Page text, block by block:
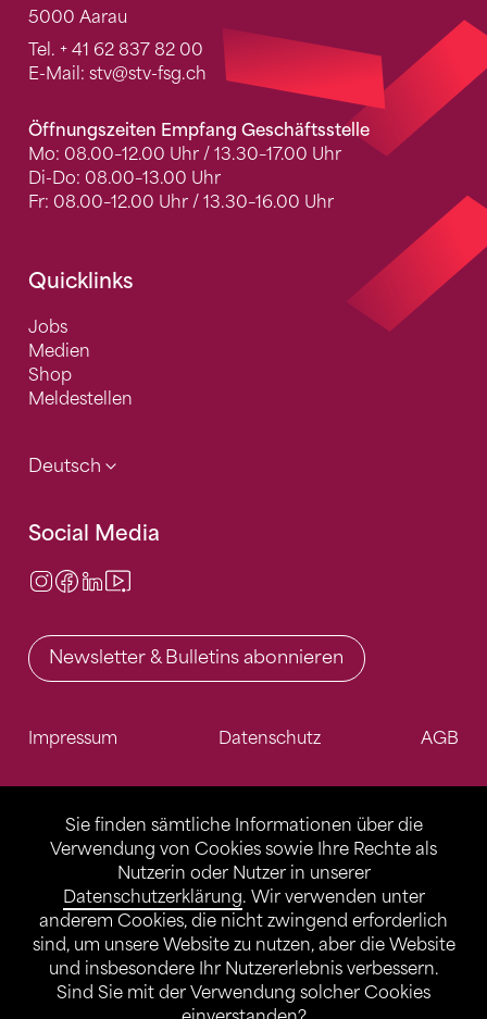
Sie finden sämtliche Informationen über die
Verwendung von Cookies sowie Ihre Rechte als
Nutzerin oder Nutzer in unserer
Datenschutzerklärung. Wir verwenden unter
anderem Cookies, die nicht zwingend erforderlich
sind, um unsere Website zu nutzen, aber die Website
und insbesondere Ihr Nutzererlebnis verbessern.
Sind Sie mit der Verwendung solcher Cookies
5000 Aarau
Tel. + 41 62 837 82 00
E-Mail: stv@stv-fsg.ch
Öffnungszeiten Empfang Geschäftsstelle
Mo: 08.00–12.00 Uhr / 13.30–17.00 Uhr
Di-Do: 08.00–13.00 Uhr
Fr: 08.00–12.00 Uhr / 13.30–16.00 Uhr
Quicklinks
Jobs
Medien
Shop
Meldestellen
Deutsch
Social Media
Instagram
Facebook
LinkedIn
Newsletter & Bulletins abonnieren
Impressum Datenschutz AGB